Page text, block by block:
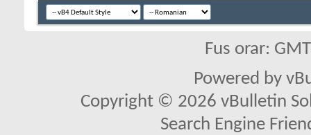
Fus orar:
Powered by
Copyright © 2026 vBulletin
Search Engine